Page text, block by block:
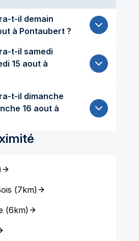
t-il demain
9 aout à Pontaubert ?
t-il samedi
t-il dimanche
(7km)
(6km)